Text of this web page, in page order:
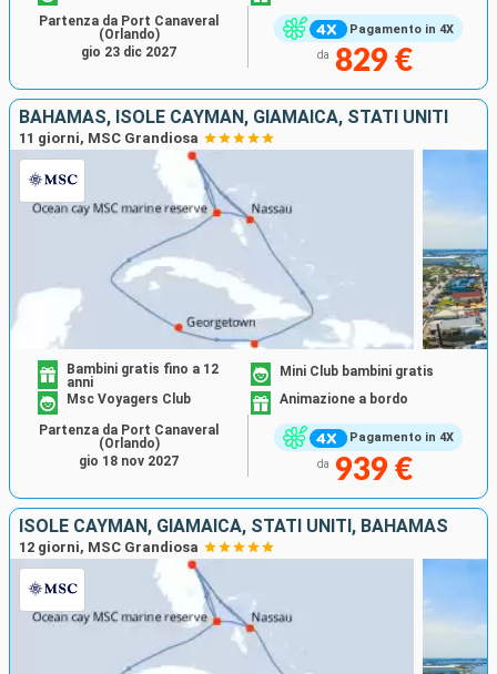
Pagamento in 4X
da 829 €
Partenza da Port Canaveral
(Orlando)
gio 23 dic 2027
BAHAMAS, ISOLE CAYMAN, GIAMAICA, STATI UNITI
11 giorni, MSC Grandiosa
Pagamento in 4X
Bambini gratis fino a 12
anni
Mini Club bambini gratis
Msc Voyagers Club
Animazione a bordo
da 939 €
Partenza da Port Canaveral
(Orlando)
gio 18 nov 2027
ISOLE CAYMAN, GIAMAICA, STATI UNITI, BAHAMAS
12 giorni, MSC Grandiosa